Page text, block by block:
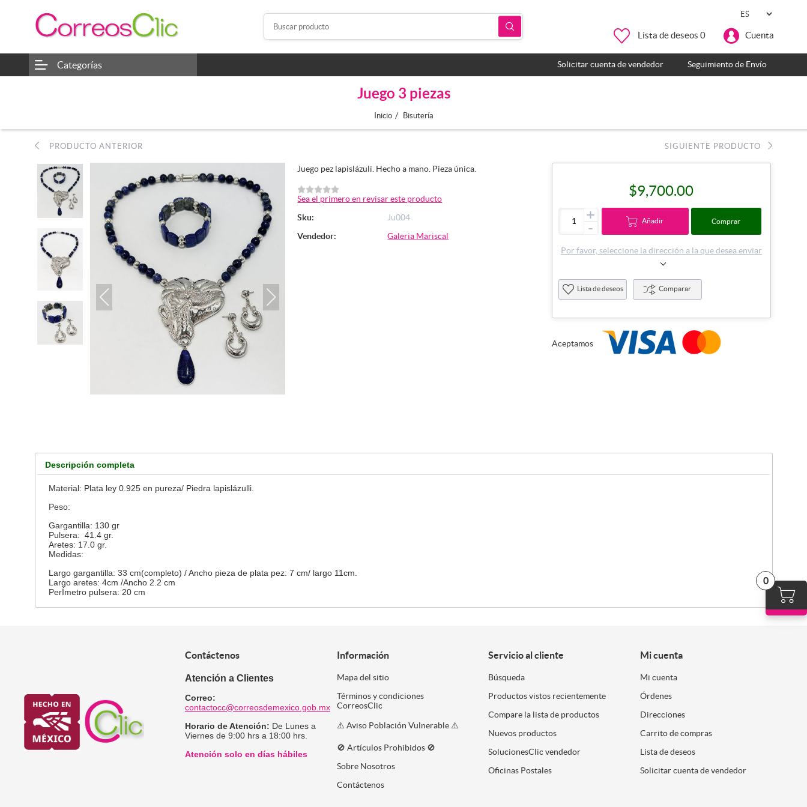
Lista de deseos 0 Cuenta
0
Categorías Solicitar cuenta de vendedor Seguimiento de Envío
Juego 3 piezas
Inicio / Bisutería
PRODUCTO ANTERIOR SIGUIENTE PRODUCTO
Juego pez lapislázuli. Hecho a mano. Pieza única.
Sea el primero en revisar este producto
Sku:
Ju004
Vendedor:
Galeria Mariscal
$9,700.00
+
- Añadir Comprar
Por favor, seleccione la dirección a la que desea enviar
Lista de deseos Comparar
Aceptamos
Descripción completa
Material: Plata ley 0.925 en pureza/ Piedra lapislázulli.
Peso:
Gargantilla: 130 gr
Pulsera: 41.4 gr.
Aretes: 17.0 gr.
Medidas:
Largo gargantilla: 33 cm(completo) / Ancho pieza de plata pez: 7 cm/ largo 11cm.
Largo aretes: 4cm /Ancho 2.2 cm
PerÍmetro pulsera: 20 cm
Contáctenos
Atención a Clientes
Correo:
contactocc@correosdemexico.gob.mx
Horario de Atención: De Lunes a
Viernes de 9:00 hrs a 18:00 hrs.
Atención solo en días hábiles
Información
Mapa del sitio
Términos y condiciones
CorreosClic
⚠️ Aviso Población Vulnerable ⚠️
🚫 Artículos Prohibidos 🚫
Sobre Nosotros
Contáctenos
Servicio al cliente
Búsqueda
Productos vistos recientemente
Compare la lista de productos
Nuevos productos
SolucionesClic vendedor
Oficinas Postales
Mi cuenta
Mi cuenta
Órdenes
Direcciones
Carrito de compras
Lista de deseos
Solicitar cuenta de vendedor